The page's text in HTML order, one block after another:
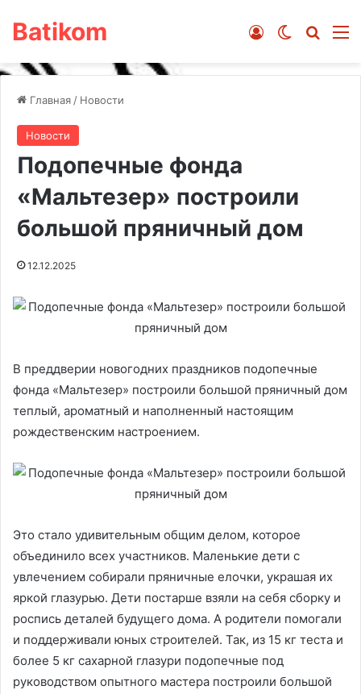
Batikom Switch skin
Войти
Главная / Новости
Новости
Подопечные фонда
«Мальтезер» построили
большой пряничный дом
12.12.2025
В преддверии новогодних праздников подопечные
фонда «Мальтезер» построили большой пряничный дом
теплый, ароматный и наполненный настоящим
рождественским настроением.
Это стало удивительным общим делом, которое
объединило всех участников. Маленькие дети с
увлечением собирали пряничные елочки, украшая их
яркой глазурью. Дети постарше взяли на себя сборку и
роспись деталей будущего дома. А родители помогали
и поддерживали юных строителей. Так, из 15 кг теста и
более 5 кг сахарной глазури подопечные под
руководством опытного мастера построили большой